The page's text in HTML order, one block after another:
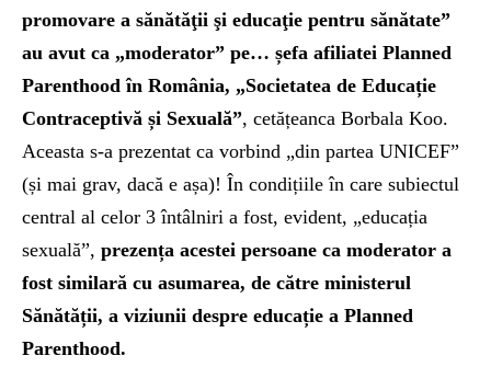
promovare a sănătăţii şi educaţie pentru sănătate”
au avut ca „moderator” pe… șefa afiliatei Planned
Parenthood în România, „Societatea de Educație
Contraceptivă și Sexuală”, cetățeanca Borbala Koo.
Aceasta s-a prezentat ca vorbind „din partea UNICEF”
(și mai grav, dacă e așa)! În condițiile în care subiectul
central al celor 3 întâlniri a fost, evident, „educația
sexuală”, prezența acestei persoane ca moderator a
fost similară cu asumarea, de către ministerul
Sănătății, a viziunii despre educație a Planned
Parenthood.